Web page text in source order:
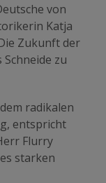
von
Katja
Zukunft der
zu
radikalen
entspricht
Flurry
starken